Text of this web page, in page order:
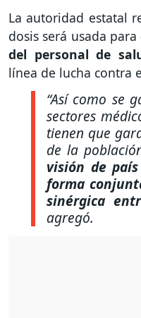
La autoridad estatal
dosis será usada para
del personal de
línea de lucha contra
“Así como se
sectores
tienen que
de la
visión de
forma
sinérgica
agregó.